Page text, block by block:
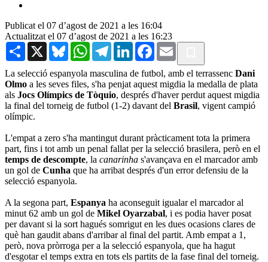
Publicat el 07 d’agost de 2021 a les 16:04
Actualitzat el 07 d’agost de 2021 a les 16:23
Share X BlueskyWhatsAppTelegramLinkedInFacebook
Email
La selecció espanyola masculina de futbol, amb el terrassenc Dani
Olmo a les seves files, s'ha penjat aquest migdia la medalla de plata
als Jocs Olímpics de Tòquio, després d'haver perdut aquest migdia
la final del torneig de futbol (1-2) davant del Brasil, vigent campió
olímpic.
L'empat a zero s'ha mantingut durant pràcticament tota la primera
part, fins i tot amb un penal fallat per la selecció brasilera, però en el
temps de descompte, la canarinha s'avançava en el marcador amb
un gol de Cunha que ha arribat després d'un error defensiu de la
selecció espanyola.
A la segona part, Espanya ha aconseguit igualar el marcador al
minut 62 amb un gol de Mikel Oyarzabal, i es podia haver posat
per davant si la sort hagués somrigut en les dues ocasions clares de
què han gaudit abans d'arribar al final del partit. Amb empat a 1,
però, nova pròrroga per a la selecció espanyola, que ha hagut
d'esgotar el temps extra en tots els partits de la fase final del torneig.